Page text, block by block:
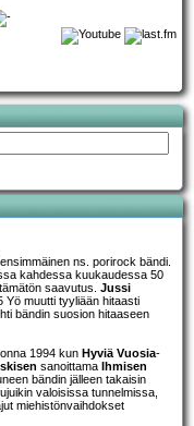
ns. porirock bändi.
kahdessa kuukaudessa 50
saavutus. Jussi
Yö muutti tyyliään hitaasti
bändin suosion hitaaseen
1994 kun Hyviä Vuosia-
sanoittama Ihmisen
bändin jälleen takaisin
valoisissa tunnelmissa,
miehistönvaihdokset